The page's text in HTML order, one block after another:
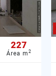
227
Área m 2